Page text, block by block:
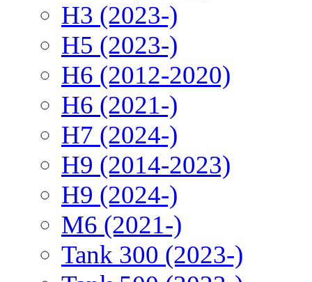
H3 (2023-)
H5 (2023-)
H6 (2012-2020)
H6 (2021-)
H7 (2024-)
H9 (2014-2023)
H9 (2024-)
M6 (2021-)
Tank 300 (2023-)